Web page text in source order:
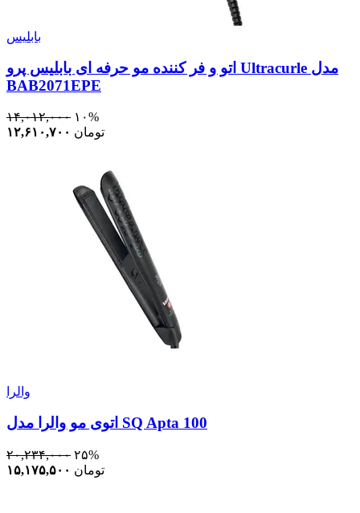
بابلیس
اتو و فر کننده مو حرفه ای بابلیس پرو Ultracurle مدل
BAB2071EPE
۱۴,۰۱۲,۰۰۰ ۱۰%
۱۲,۶۱۰,۷۰۰ تومان
والرا
اتوی مو والرا مدل SQ Apta 100
۲۰,۲۳۴,۰۰۰ ۲۵%
۱۵,۱۷۵,۵۰۰ تومان